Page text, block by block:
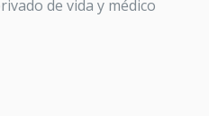
de vida y médico